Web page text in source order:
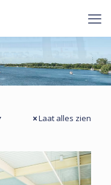
Laat alles zien